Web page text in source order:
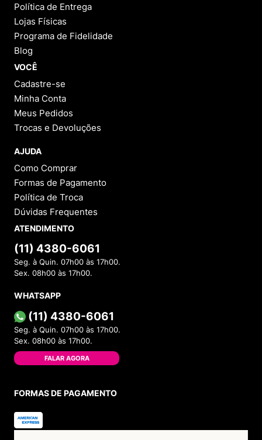
Política de Entrega
Lojas Físicas
Programa de Fidelidade
Blog
VOCÊ
Cadastre-se
Minha Conta
Meus Pedidos
Trocas e Devoluções
AJUDA
Como Comprar
Formas de Pagamento
Política de Troca
Dúvidas Frequentes
ATENDIMENTO
(11) 4380-6061
Seg. à Quin. 07h00 às 17h00.
Sex. 08h00 às 17h00.
WHATSAPP
(11) 4380-6061
Seg. à Quin. 07h00 às 17h00.
Sex. 08h00 às 17h00.
FALAR AGORA
FORMAS DE PAGAMENTO